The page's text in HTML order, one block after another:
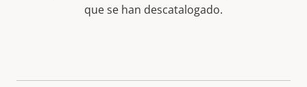
que se han descatalogado.